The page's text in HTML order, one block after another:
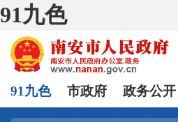
91九色
91九色 市政府 政务公开